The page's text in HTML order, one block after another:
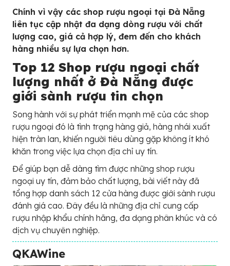
Chính vì vậy các shop rượu ngoại tại Đà Nẵng
liên tục cập nhật đa dạng dòng rượu với chất
lượng cao, giá cả hợp lý, đem đến cho khách
hàng nhiều sự lựa chọn hơn.
Top 12 Shop rượu ngoại chất
lượng nhất ở Đà Nẵng được
giới sành rượu tin chọn
Song hành với sự phát triển mạnh mẽ của các shop
rượu ngoại đó là tình trạng hàng giả, hàng nhái xuất
hiện tràn lan, khiến người tiêu dùng gặp không ít khó
khăn trong việc lựa chọn địa chỉ uy tín.
Để giúp bạn dễ dàng tìm được những shop rượu
ngoại uy tín, đảm bảo chất lượng, bài viết này đã
tổng hợp danh sách 12 cửa hàng được giới sành rượu
đánh giá cao. Đây đều là những địa chỉ cung cấp
rượu nhập khẩu chính hãng, đa dạng phân khúc và có
dịch vụ chuyên nghiệp.
QKAWine